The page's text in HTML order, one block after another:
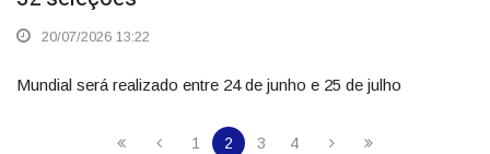
20/07/2026 13:22
Mundial será realizado entre 24 de junho e 25 de julho
1 2 3
4